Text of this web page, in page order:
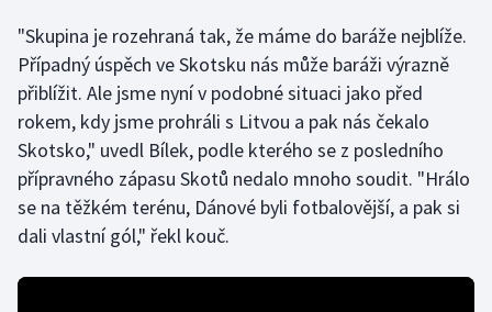
Volejbal
Ostatní
"Skupina je rozehraná tak, že máme do baráže nejblíže.
Případný úspěch ve Skotsku nás může baráži výrazně
přiblížit. Ale jsme nyní v podobné situaci jako před
rokem, kdy jsme prohráli s Litvou a pak nás čekalo
Skotsko," uvedl Bílek, podle kterého se z posledního
přípravného zápasu Skotů nedalo mnoho soudit. "Hrálo
se na těžkém terénu, Dánové byli fotbalovější, a pak si
dali vlastní gól," řekl kouč.